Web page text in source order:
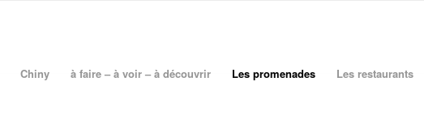
Chiny à faire – à voir – à découvrir Les promenades Les restaurants